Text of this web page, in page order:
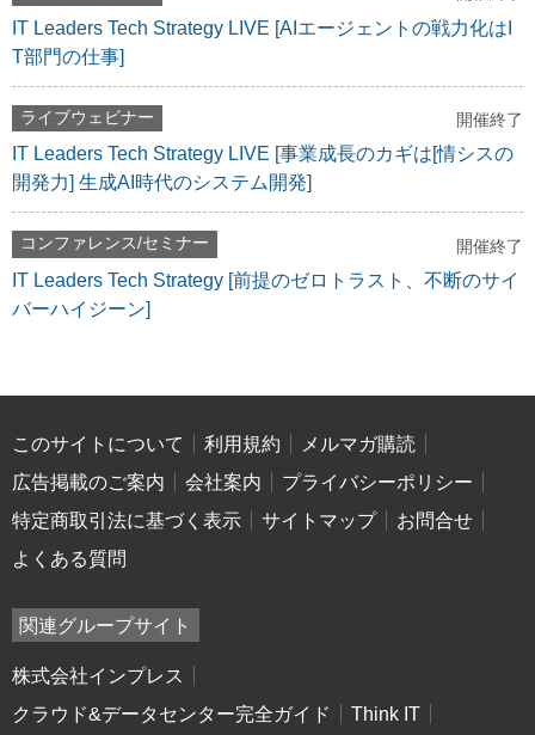
IT Leaders Tech Strategy LIVE [AIエージェントの戦力化はI
T部門の仕事]
ライブウェビナー 開催終了
IT Leaders Tech Strategy LIVE [事業成長のカギは[情シスの
開発力] 生成AI時代のシステム開発]
コンファレンス/セミナー 開催終了
IT Leaders Tech Strategy [前提のゼロトラスト、不断のサイ
バーハイジーン]
このサイトについて 利用規約
メルマガ購読
広告掲載のご案内
会社案内
プライバシーポリシー
特定商取引法に基づく表示
サイトマップ
お問合せ
よくある質問
関連グループサイト
株式会社インプレス
クラウド&データセンター完全ガイド
Think IT